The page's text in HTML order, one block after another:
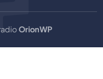
OrionWP